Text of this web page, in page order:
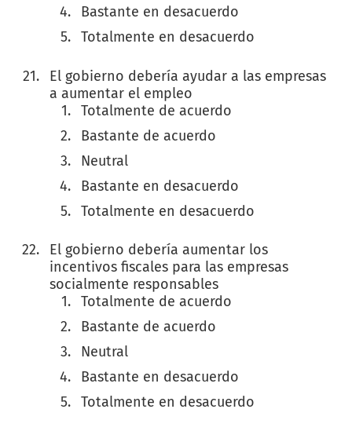
Bastante en desacuerdo
Totalmente en desacuerdo
El gobierno debería ayudar a las empresas
a aumentar el empleo
Totalmente de acuerdo
Bastante de acuerdo
Neutral
Bastante en desacuerdo
Totalmente en desacuerdo
El gobierno debería aumentar los
incentivos fiscales para las empresas
socialmente responsables
Totalmente de acuerdo
Bastante de acuerdo
Neutral
Bastante en desacuerdo
Totalmente en desacuerdo